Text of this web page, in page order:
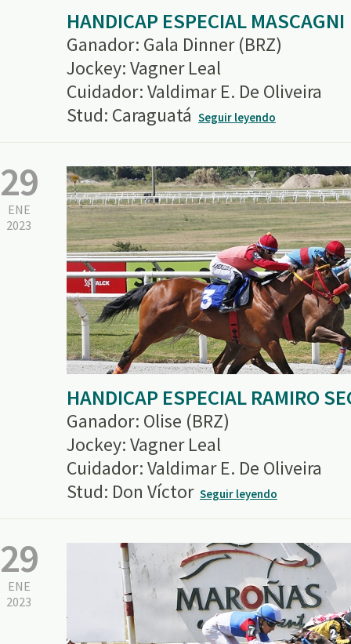
HANDICAP ESPECIAL MASCAGNI
Ganador: Gala Dinner (BRZ)
Jockey: Vagner Leal
Cuidador: Valdimar E. De Oliveira
Stud: Caraguatá Seguir leyendo
29
ENE
2023
HANDICAP ESPECIAL RAMIRO
Ganador: Olise (BRZ)
Jockey: Vagner Leal
Cuidador: Valdimar E. De Oliveira
Stud: Don Víctor Seguir leyendo
29
ENE
2023